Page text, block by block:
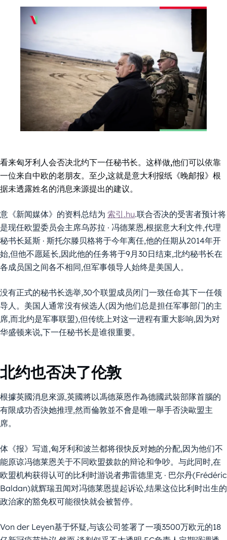
看来匈牙利人会否决北约下一任秘书长。这样做,他们可以依靠
一位来自中欧的老朋友。至少,这就是意大利报纸《晚邮报》根
据未透露姓名的消息来源提出的建议。
意《新闻媒体》的资料总结为 索引.hu.联合否决的受害者预计将
是现任欧盟委员会主席乌苏拉 · 冯德莱恩,根据意大利文件,代理
秘书长延斯 · 斯托尔滕贝格将于今年离任,他的任期从2014年开
始,但他不愿延长,因此他的任务将于9月30日结束,北约秘书长在
各成员国之间各不相同,但军事领导人始终是美国人。
没有正式的秘书长选举,30个联盟成员闭门一致任命其下一任领
导人。美国人通常没有候选人(因为他们总是担任军事部门的主
席,而北约是军事联盟),但传统上对这一进程有重大影响,因为对
华盛顿来说,下一任秘书长是谁很重要。
北约也否决了伦敦
根據英國消息來源,英國將以馮德萊恩作為德國武裝部隊首腦的
有限成功否決她推理,然而倫敦並不會是唯一舉手否決歐盟主
席。
体《报》写道,匈牙利和波兰都将很快反对她的分配,因为他们不
能原谅冯德莱恩关于不同欧盟拨款的辩论和争吵。与此同时,在
欧盟机构获得认可的比利时游说者弗雷德里克 · 巴尔丹(Frédéric
Baldan)就辉瑞丑闻对冯德莱恩提起诉讼,结果这位比利时出生的
政治家的豁免权可能很快就会被暂停。
Von der Leyen基于怀疑,与该公司签署了一项3500万欧元的18